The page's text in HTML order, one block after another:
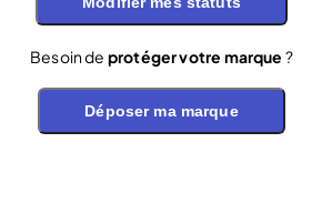
Besoin de protéger votre marque ?
Déposer ma marque